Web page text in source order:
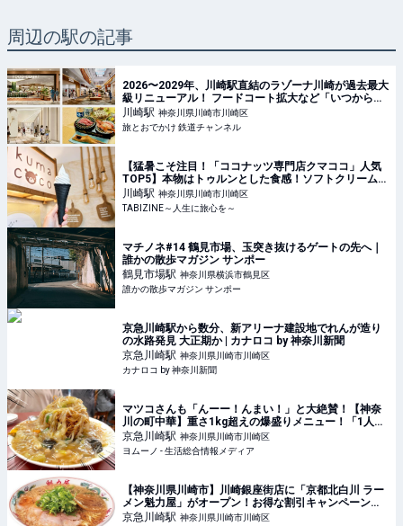
周辺の駅の記事
2026〜2029年、川崎駅直結のラゾーナ川崎が過去最大
級リニューアル！ フードコート拡大など「いつから何
が変わるか」徹底解説！ | 旅とおでかけ 鉄道チャンネ
ル
川崎駅 神奈川県川崎市川崎区
旅とおでかけ 鉄道チャンネル
【猛暑こそ注目！「ココナッツ専門店クマココ」人気
TOP5】本物はトゥルンとした食感！ソフトクリームや
ビールも人気｜川崎・ラ チッタデッラ | TABIZINE～人
生に旅心を～
川崎駅 神奈川県川崎市川崎区
TABIZINE～人生に旅心を～
マチノネ#14 鶴見市場、玉突き抜けるゲートの先へ｜
誰かの散歩マガジン サンポー
鶴見市場駅 神奈川県横浜市鶴見区
誰かの散歩マガジン サンポー
京急川崎駅から数分、新アリーナ建設地でれんが造り
の水路発見 大正期か | カナロコ by 神奈川新聞
京急川崎駅 神奈川県川崎市川崎区
カナロコ by 神奈川新聞
マツコさんも「んーー！んまい！」と大絶賛！【神奈
川の町中華】重さ1kg超えの爆盛りメニュー！「1人前
で考えたらこれワンコイン以下だよ…！」 | ヨムーノ
京急川崎駅 神奈川県川崎市川崎区
ヨムーノ - 生活総合情報メディア
【神奈川県川崎市】川崎銀座街店に「京都北白川 ラー
メン魁力屋」がオープン！お得な割引キャンペーンも |
ママテナ
京急川崎駅 神奈川県川崎市川崎区